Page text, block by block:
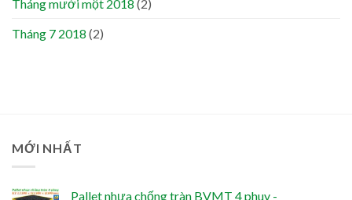
Tháng mười một 2018 (2)
Tháng 7 2018 (2)
MỚI NHẤT
Pallet nhựa chống tràn BVMT 4 phuy -